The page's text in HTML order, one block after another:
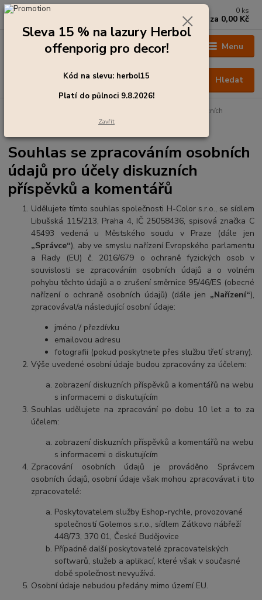
Menu
Hledat
+420 273 136 255
0 ks
za 0,00 Kč
Souhlas se zpracováním osobních údajů pro účely diskuzních
Souhlas se zpracováním osobních
údajů pro účely diskuzních
příspěvků a komentářů
Udělujete tímto souhlas společnosti H-Color s.r.o., se sídlem
Libušská 115/213, Praha 4, IČ 25058436, spisová značka C
45493 vedená u Městského soudu v Praze (dále jen
„Správce“), aby ve smyslu nařízení Evropského parlamentu
a Rady (EU) č. 2016/679 o ochraně fyzických osob v
souvislosti se zpracováním osobních údajů a o volném
pohybu těchto údajů a o zrušení směrnice 95/46/ES (obecné
nařízení o ochraně osobních údajů) (dále jen „Nařízení“),
zpracovával/a následující osobní údaje:
jméno / přezdívku
emailovou adresu
fotografii (pokud poskytnete přes službu třetí strany).
Výše uvedené osobní údaje budou zpracovány za účelem:
zobrazení diskuzních příspěvků a komentářů na webu
s informacemi o diskutujícím
Souhlas udělujete na zpracování po dobu 10 let a to za
účelem:
zobrazení diskuzních příspěvků a komentářů na webu
s informacemi o diskutujícím
Zpracování osobních údajů je prováděno Správcem
osobních údajů, osobní údaje však mohou zpracovávat i tito
zpracovatelé:
Poskytovatelem služby Eshop-rychle, provozované
společností Golemos s.r.o., sídlem Zátkovo nábřeží
448/73, 370 01, České Budějovice
Případně další poskytovatelé zpracovatelských
softwarů, služeb a aplikací, které však v současné
době společnost nevyužívá.
Osobní údaje nebudou předány mimo území EU.
Sleva 15 % na lazury Herbol
offenporig pro decor!
Kód na slevu: herbol15
Platí do půlnoci 9.8.2026!
Zavřít